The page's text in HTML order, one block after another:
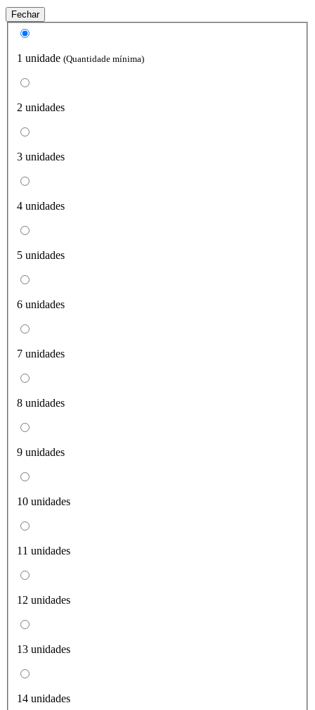
Fechar
1 unidade (Quantidade mínima)
2 unidades
3 unidades
4 unidades
5 unidades
6 unidades
7 unidades
8 unidades
9 unidades
10 unidades
11 unidades
12 unidades
13 unidades
14 unidades